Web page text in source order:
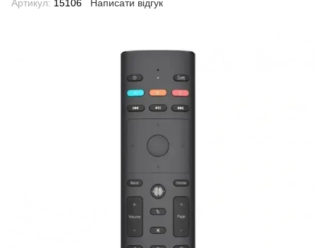
Артикул: 15106 Написати відгук